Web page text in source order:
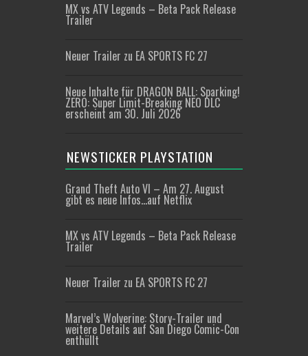
MX vs ATV Legends – Beta Pack Release
Trailer
Neuer Trailer zu EA SPORTS FC 27
Neue Inhalte für DRAGON BALL: Sparking!
ZERO: Super Limit-Breaking NEO DLC
erscheint am 30. Juli 2026
NEWSTICKER PLAYSTATION
Grand Theft Auto VI – Am 27. August
gibt es neue Infos…auf Netflix
MX vs ATV Legends – Beta Pack Release
Trailer
Neuer Trailer zu EA SPORTS FC 27
Marvel’s Wolverine: Story-Trailer und
weitere Details auf San Diego Comic-Con
enthüllt